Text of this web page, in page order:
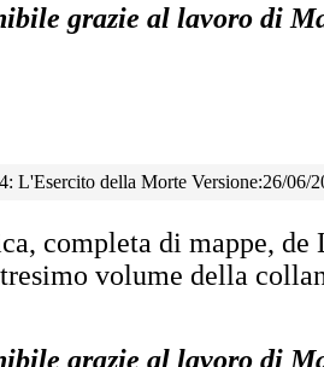
grazie al lavoro di
L'Esercito della Morte Versione:26/06/
completa di mappe, de
volume della
grazie al lavoro di